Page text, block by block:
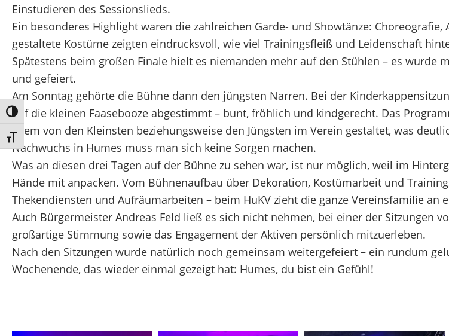
Umschalten auf hohe Kontraste
Schrift vergrößern
Einstudieren des Sessionslieds.
Ein besonderes Highlight waren die zahlreichen Garde- und Showtänze:
gestaltete Kostüme zeigten eindrucksvoll, wie viel Trainingsfleiß und Leidenschaft
Spätestens beim großen Finale hielt es niemanden mehr auf den Stühlen – es wurde
und gefeiert.
Am Sonntag gehörte die Bühne dann den jüngsten Narren. Bei der
auf die kleinen Faasebooze abgestimmt – bunt, fröhlich und kindgerecht. Das
allem von den Kleinsten beziehungsweise den Jüngsten im Verein gestaltet, was
Nachwuchs in Humes muss man sich keine Sorgen machen.
Was an diesen drei Tagen auf der Bühne zu sehen war, ist nur möglich, weil im
Hände mit anpacken. Vom Bühnenaufbau über Dekoration, Kostümarbeit und
Thekendiensten und Aufräumarbeiten – beim HuKV zieht die ganze Vereinsfamilie an
Auch Bürgermeister Andreas Feld ließ es sich nicht nehmen, bei einer der Sitzungen
großartige Stimmung sowie das Engagement der Aktiven persönlich mitzuerleben.
Nach den Sitzungen wurde natürlich noch gemeinsam weitergefeiert – ein rundum
Wochenende, das wieder einmal gezeigt hat: Humes, du bist ein Gefühl!